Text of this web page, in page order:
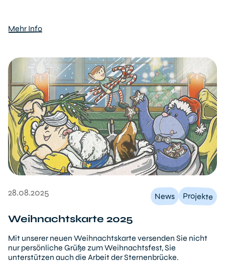
Mehr Info
28.08.2025 News Projekte
Weihnachtskarte 2025
Mit unserer neuen Weihnachtskarte versenden Sie nicht
nur persönliche Grüße zum Weihnachtsfest, Sie
unterstützen auch die Arbeit der Sternenbrücke.